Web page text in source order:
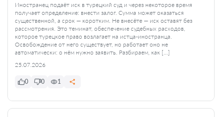
Иностранец подаёт иск в турецкий суд и через некоторое время
получает определение: внести залог. Сумма может оказаться
существенной, а срок — коротким. Не внесёте — иск оставят без
рассмотрения. Это теминат, обеспечение судебных расходов,
которое турецкое право возлагает на истца-иностранца.
Освобождение от него существует, но работает оно не
автоматически: о нём нужно заявить. Разбираем, как […]
25.07.2026
0 0 1